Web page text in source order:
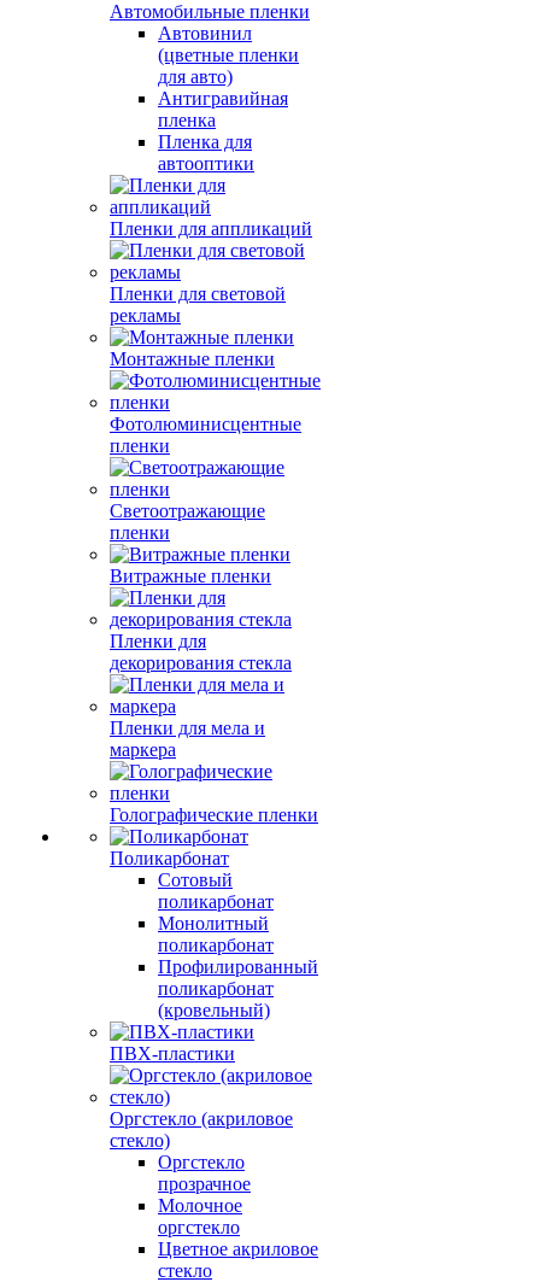
Автомобильные пленки
Автовинил
(цветные пленки
для авто)
Антигравийная
пленка
Пленка для
автооптики
Пленки для аппликаций
Пленки для световой
рекламы
Монтажные пленки
Фотолюминисцентные
пленки
Светоотражающие
пленки
Витражные пленки
Пленки для
декорирования стекла
Пленки для мела и
маркера
Голографические пленки
Поликарбонат
Сотовый
поликарбонат
Монолитный
поликарбонат
Профилированный
поликарбонат
(кровельный)
ПВХ-пластики
Оргстекло (акриловое
стекло)
Оргстекло
прозрачное
Молочное
оргстекло
Цветное акриловое
стекло